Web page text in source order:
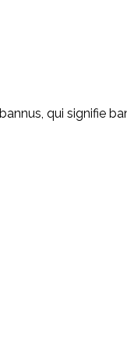
qui signifie